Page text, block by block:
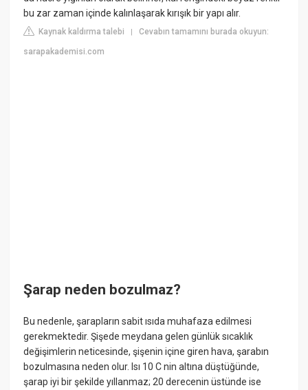
bu zar zaman içinde kalınlaşarak kırışık bir yapı alır.
Kaynak kaldırma talebi |Cevabın tamamını burada okuyun:
sarapakademisi.com
Şarap neden bozulmaz?
Bu nedenle, şarapların sabit ısıda muhafaza edilmesi
gerekmektedir. Şişede meydana gelen günlük sıcaklık
değişimlerin neticesinde, şişenin içine giren hava, şarabın
bozulmasına neden olur. Isı 10 C nin altına düştüğünde,
şarap iyi bir şekilde yıllanmaz; 20 derecenin üstünde ise